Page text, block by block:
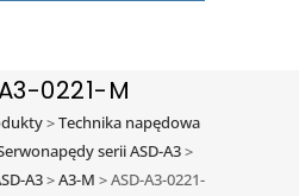
0221-M
>Technika napędowa
serii ASD-A3>
A3>A3-M >ASD-A3-0221-